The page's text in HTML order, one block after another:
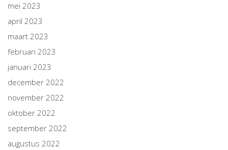
mei 2023
april 2023
maart 2023
februari 2023
januari 2023
december 2022
november 2022
oktober 2022
september 2022
augustus 2022